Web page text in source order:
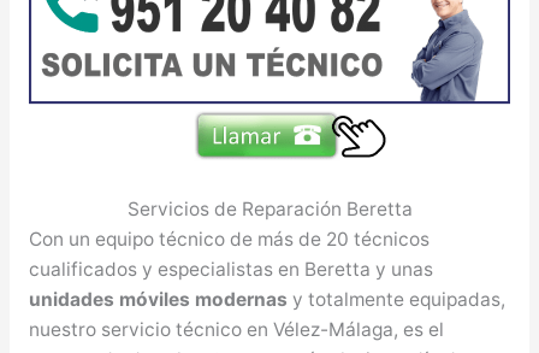
Servicios de Reparación Beretta
Con un equipo técnico de más de 20 técnicos
cualificados y especialistas en Beretta y unas
unidades móviles modernas y totalmente equipadas,
nuestro servicio técnico en Vélez-Málaga, es el